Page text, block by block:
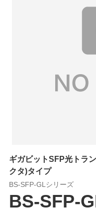
ギガビットSFP光トラ
クタ)タイプ
BS-SFP-GLシリーズ
BS-SFP-